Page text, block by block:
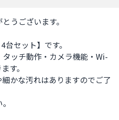
うございます。
セット】です。
ッチ動作・カメラ機能・Wi-
す。
かな汚れはありますのでご了